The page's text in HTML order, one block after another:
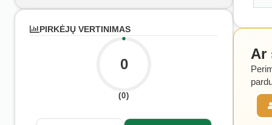
PIRKĖJŲ VERTINIMAS
0
(0)
Ar